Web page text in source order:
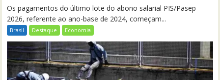
Os pagamentos do último lote do abono salarial PIS/Pasep
2026, referente ao ano-base de 2024, começam...
Brasil Destaque Economia